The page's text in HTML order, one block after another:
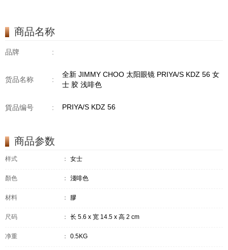
商品名称
品牌 :
货品名称 :
全新 JIMMY CHOO 太阳眼镜 PRIYA/S KDZ 56 女
士 胶 浅啡色
貨品编号 : PRIYA/S KDZ 56
商品参数
样式 ： 女士
顏色 ： 淺啡色
材料 ： 膠
尺码 ： 长 5.6 x 宽 14.5 x 高 2 cm
净重 ： 0.5KG